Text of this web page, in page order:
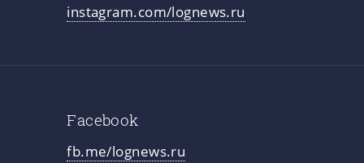
instagram.com/lognews.ru
Facebook
fb.me/lognews.ru